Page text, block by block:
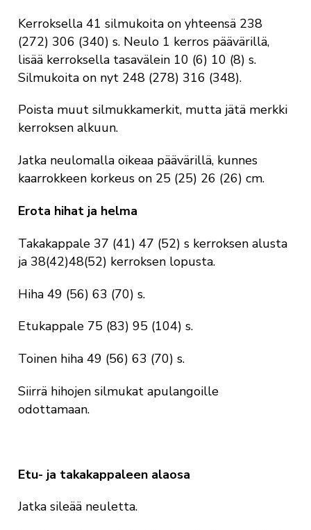
Kerroksella 41 silmukoita on yhteensä 238
(272) 306 (340) s. Neulo 1 kerros päävärillä,
lisää kerroksella tasavälein 10 (6) 10 (8) s.
Silmukoita on nyt 248 (278) 316 (348).
Poista muut silmukkamerkit, mutta jätä merkki
kerroksen alkuun.
Jatka neulomalla oikeaa päävärillä, kunnes
kaarrokkeen korkeus on 25 (25) 26 (26) cm.
Erota hihat ja helma
Takakappale 37 (41) 47 (52) s kerroksen alusta
ja 38(42)48(52) kerroksen lopusta.
Hiha 49 (56) 63 (70) s.
Etukappale 75 (83) 95 (104) s.
Toinen hiha 49 (56) 63 (70) s.
Siirrä hihojen silmukat apulangoille
odottamaan.
Etu- ja takakappaleen alaosa
Jatka sileää neuletta.